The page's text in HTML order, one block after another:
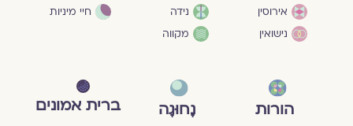
אירוסין
נישואין
נידה
מקווה
חיי מיניות
הורות נָחוּגָה ברית אמונים